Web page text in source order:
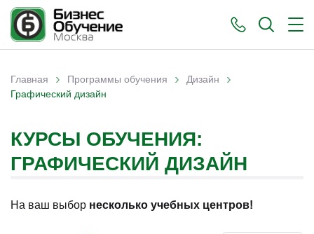
Вы здесь
Главная › Программы обучения › Дизайн ›
Графический дизайн
КУРСЫ ОБУЧЕНИЯ:
ГРАФИЧЕСКИЙ ДИЗАЙН
На ваш выбор несколько учебных центров!